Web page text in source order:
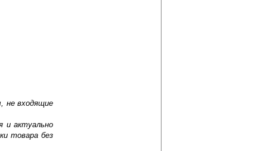
не входящие
и актуально
товара без